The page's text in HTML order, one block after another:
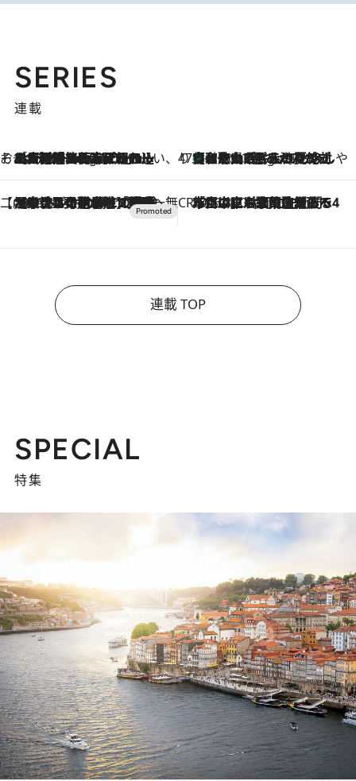
SERIES
連載
そおだよおこの関西おいしい、おやつ紀行
4 Hours Ago
［大阪府箕面市］一皿一皿目の前で仕上げられる、料理を巧みに組み込んだアシェットデセールコース「ミチル アシェット デセール（Michiru assiette dessert）」 47都道府県の手みやげ ひんやりスイーツで夏を満喫
4 Hours Ago
【和歌山県】この夏絶対食べたい 冷やしておいしいおやつ3選 みかんがごろっと丸ごと入ったジュレ
【CREA×星野リゾート】唯一無二。癒しと発見が待つ場所へ
2026.8.7
【トンボの足水浴】ヒノキの香りに包まれて涼感マックス！約13℃の湧水かけ流しを避暑地「星野温泉 トンボの湯」で体験 CREA'S CHOICE
2026.8.7
「立川にも歌舞伎があるんだよ」 片岡仁左衛門・市川中車ら豪華座組みで4年目の立川立飛歌舞伎へ
連載 TOP
SPECIAL
特集